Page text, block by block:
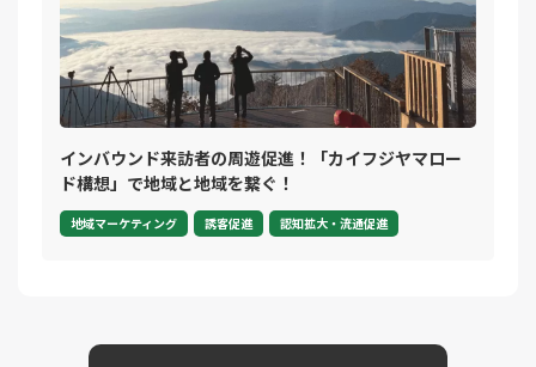
インバウンド来訪者の周遊促進！「カイフジヤマロー
ド構想」で地域と地域を繋ぐ！
地域マーケティング 誘客促進 認知拡大・流通促進